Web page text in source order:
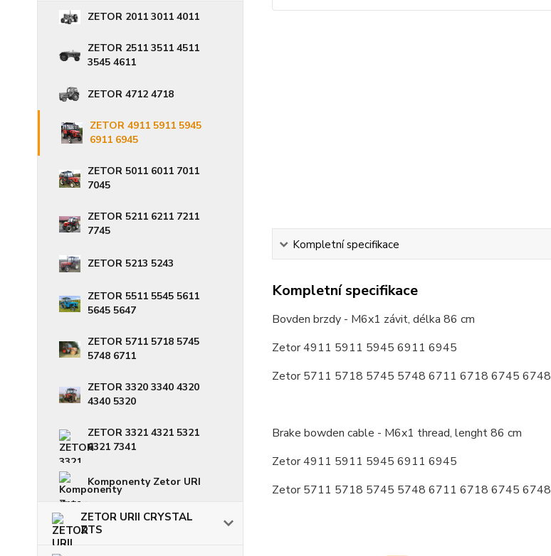
ZETOR 2011 3011 4011
ZETOR 2511 3511 4511
3545 4611
ZETOR 4712 4718
ZETOR 4911 5911 5945
6911 6945
ZETOR 5011 6011 7011
7045
ZETOR 5211 6211 7211
7745
ZETOR 5213 5243
ZETOR 5511 5545 5611
5645 5647
ZETOR 5711 5718 5745
5748 6711
ZETOR 3320 3340 4320
4340 5320
ZETOR 3321 4321 5321
6321 7341
Komponenty Zetor URI
ZETOR URII CRYSTAL
ZTS
Kompletní specifikace
Kompletní specifikace
Bovden brzdy - M6x1 závit, délka 86 cm
Zetor 4911 5911 5945 6911 6945
Zetor 5711 5718 5745 5748 6711 6718 6745 6748
Brake bowden cable - M6x1 thread, lenght 86 cm
Zetor 4911 5911 5945 6911 6945
Zetor 5711 5718 5745 5748 6711 6718 6745 6748